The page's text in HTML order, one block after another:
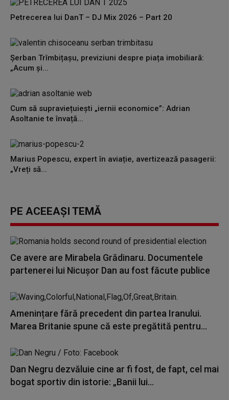
Petrecerea lui DanT – DJ Mix 2026 – Part 20
Șerban Trîmbițașu, previziuni despre piața imobiliară:
„Acum și...
Cum să supraviețuiești „iernii economice”: Adrian
Asoltanie te învață...
Marius Popescu, expert în aviație, avertizează pasagerii:
„Vreți să...
PE ACEEAȘI TEMĂ
Ce avere are Mirabela Grădinaru. Documentele
partenerei lui Nicușor Dan au fost făcute publice
Amenințare fără precedent din partea Iranului.
Marea Britanie spune că este pregătită pentru...
Dan Negru dezvăluie cine ar fi fost, de fapt, cel mai
bogat sportiv din istorie: „Banii lui...